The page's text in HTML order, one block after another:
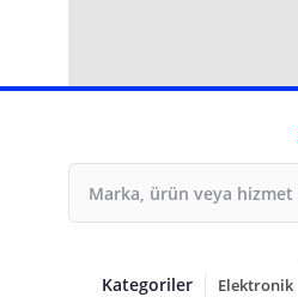
Kategoriler Elektronik